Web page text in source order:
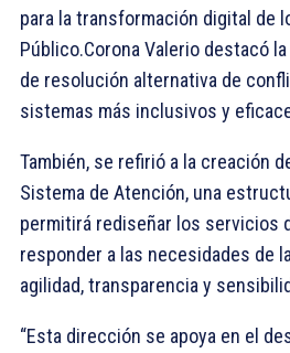
para la transformación digital de
Público.Corona Valerio destacó
de resolución alternativa de
sistemas más inclusivos y
También, se refirió a la creación
Sistema de Atención, una
permitirá rediseñar los servicios
responder a las necesidades de
agilidad, transparencia y
“Esta dirección se apoya en el